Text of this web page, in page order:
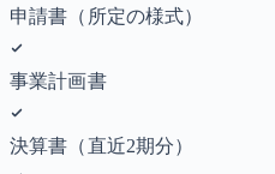
申請書（所定の様式）
事業計画書
決算書（直近2期分）